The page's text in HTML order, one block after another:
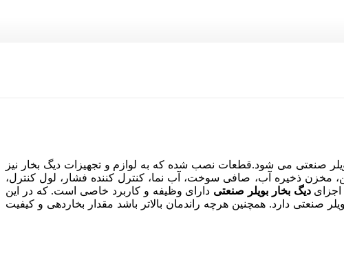
صنعتی می شود.قطعات نصب شده که به لوازم و تجهیزات دیگ بخار نیز
مخزن ذخیره آب، صافی سوخت، آب نما، کنترل کننده فشار، لول کنترل،
اجزایدیگ بخار بویلر صنعتی دارای وظیفه و کاربرد خاصی است. که در این
صنعتی دارد. همچنین هرچه راندمان بالاتر باشد مقدار بخاردهی و کیفیت